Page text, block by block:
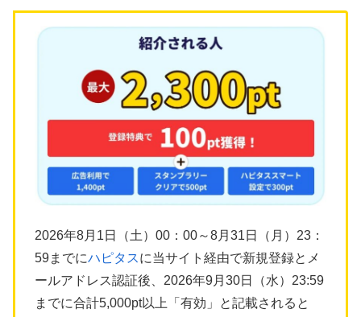
2026年8月1日（土）00：00～8月31日（月）23：
59までにハピタスに当サイト経由で新規登録とメ
ールアドレス認証後、2026年9月30日（水）23:59
までに合計5,000pt以上「有効」と記載されると